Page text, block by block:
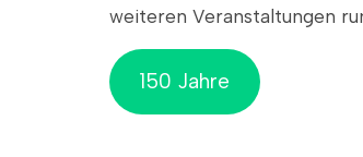
weiteren Veranstaltungen
150 Jahre